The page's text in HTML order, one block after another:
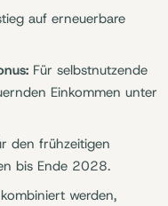
auf erneuerbare
Für selbstnutzende
Einkommen unter
den frühzeitigen
bis Ende 2028.
werden,